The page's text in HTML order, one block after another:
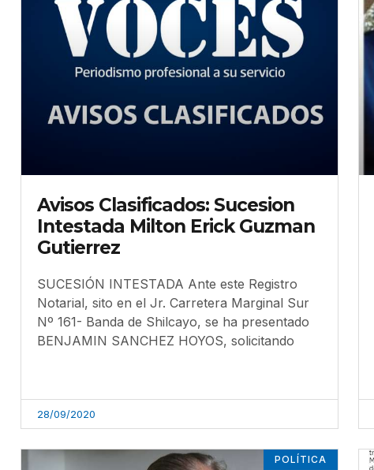
Avisos Clasificados: Sucesion
Intestada Milton Erick Guzman
Gutierrez
SUCESIÓN INTESTADA Ante este Registro
Notarial, sito en el Jr. Carretera Marginal Sur
Nº 161- Banda de Shilcayo, se ha presentado
BENJAMIN SANCHEZ HOYOS, solicitando
28/09/2020
POLÍTICA